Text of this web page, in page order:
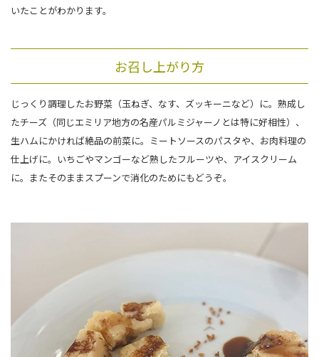
いたことがわかります。
お召し上がり方
じっくり調理したお野菜（玉ねぎ、なす、ズッキーニなど）に。熟成し
たチーズ（同じエミリア地方の名産パルミジャーノとは特に好相性）、
生ハムにかければ絶品の前菜に。ミートソースのパスタや、お肉料理の
仕上げに。いちごやマンゴーなど熟したフルーツや、アイスクリーム
に。またそのままスプーンで消化のためにもどうぞ。